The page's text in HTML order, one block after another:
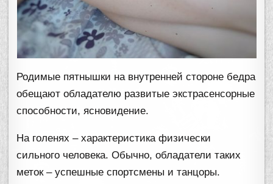
Родимые пятнышки на внутренней стороне бедра
обещают обладателю развитые экстрасенсорные
способности, ясновидение.
На голенях – характеристика физически
сильного человека. Обычно, обладатели таких
меток – успешные спортсмены и танцоры.